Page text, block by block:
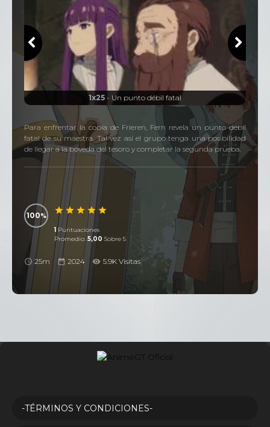
1x25 - Un punto débil fatal
Para enfrentar la copia de Frieren, Fern revela un punto débil
fatal de su maestra. Tal vez así el grupo tenga una posibilidad
de llegar a la bóveda del tesoro y completar la segunda prueba.
100
1 Puntuaciones
Promedio: 5,00 Sobre 5
25m 2024 5.9K Visitas
-TÉRMINOS Y CONDICIONES-